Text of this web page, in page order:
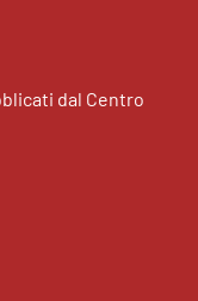
dal Centro